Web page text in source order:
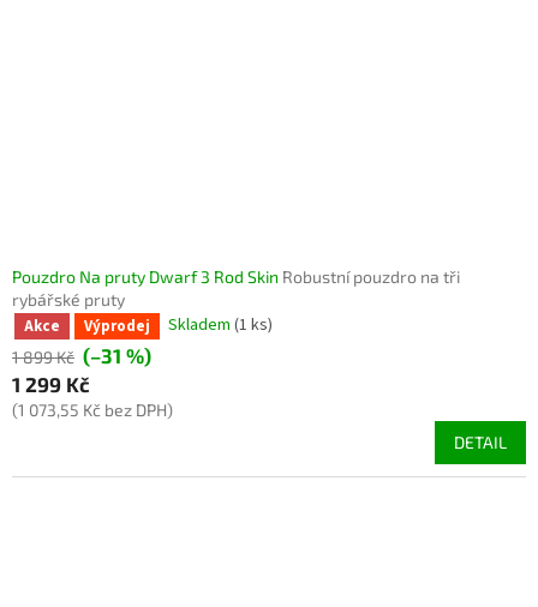
Pouzdro Na pruty Dwarf 3 Rod Skin Robustní pouzdro na tři
rybářské pruty
Akce Výprodej Skladem (1 ks)
1 899 Kč (–31 %)
1 299 Kč
(1 073,55 Kč bez DPH)
DETAIL